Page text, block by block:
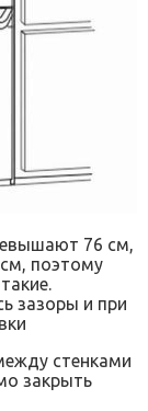
76 см,
поэтому
зазоры и при
стенками
закрыть